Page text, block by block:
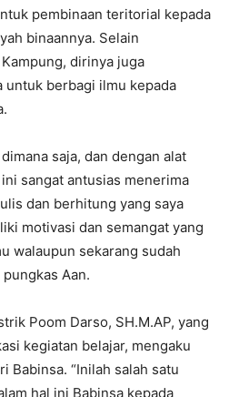
pembinaan teritorial kepada
binaannya. Selain
dirinya juga
untuk berbagi ilmu kepada
saja, dan dengan alat
sangat antusias menerima
dan berhitung yang saya
motivasi dan semangat yang
walaupun sekarang sudah
Aan.
Poom Darso, SH.M.AP, yang
kegiatan belajar, mengaku
Babinsa. “Inilah salah satu
hal ini Babinsa kepada